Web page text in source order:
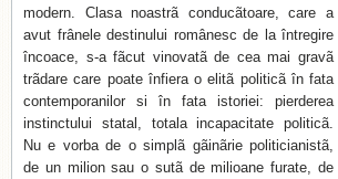
modern. Clasa noastrã conducãtoare, care a
avut frânele destinului românesc de la întregire
încoace, s-a fãcut vinovatã de cea mai gravã
trãdare care poate înfiera o elitã politicã în fata
contemporanilor si în fata istoriei: pierderea
instinctului statal, totala incapacitate politicã.
Nu e vorba de o simplã gãinãrie politicianistã,
de un milion sau o sutã de milioane furate, de